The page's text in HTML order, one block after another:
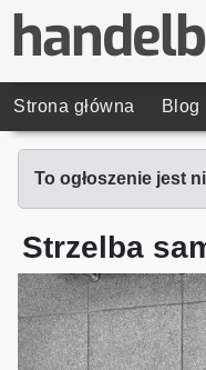
Strona główna Blog
To ogłoszenie jest
Strzelba